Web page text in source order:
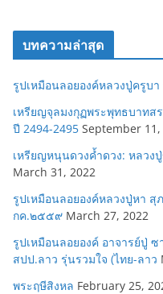
บทความล่าสุด
รูปเหมือนลอยองค์หลวงปู่ครูบ
เหรียญจุลมงกุฏพระพุทธบาทส
ปี 2494-2495 September 11,
เหรียญหนุนดวงค้ำดวง: หลวง
March 31, 2022
รูปเหมือนลอยองค์หลวงปู่หา
กค.๒๕๕๙ March 27, 2022
รูปเหมือนลอยองค์ อาจารย์ปู่
สปป.ลาว รุ่นรวมใจ (ไทย-ลาว
พระฤษีสิงหล February 25,